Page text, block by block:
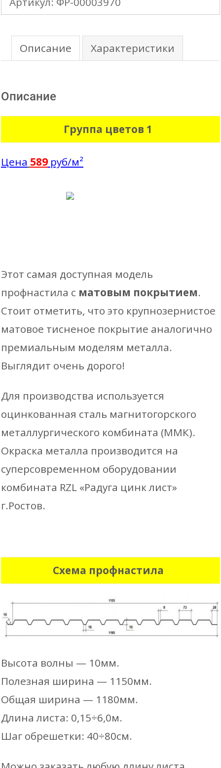
ПС-10
матовый
полиэстер
Описание Характеристики
Описание
Группа цветов 1
Цена 589руб/м²
Этот самая доступная модель
профнастила с матовым покрытием.
Стоит отметить, что это крупнозернистое
матовое тисненое покрытие аналогично
премиальным моделям металла.
Выглядит очень дорого!
Для производства используется
оцинкованная сталь магнитогорского
металлургического комбината (ММК).
Окраска металла производится на
суперсовременном оборудовании
комбината RZL «Радуга цинк лист»
г.Ростов.
Схема профнастила
Высота волны — 10мм.
Полезная ширина — 1150мм.
Общая ширина — 1180мм.
Длина листа: 0,15÷6,0м.
Шаг обрешетки: 40÷80см.